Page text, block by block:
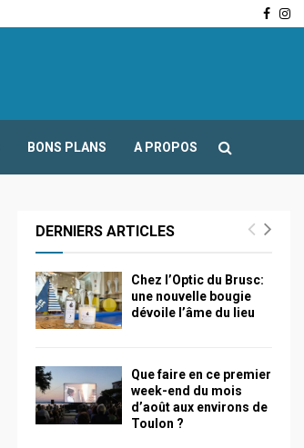
BONS PLANS A PROPOS
DERNIERS ARTICLES
Chez l’Optic du Brusc:
une nouvelle bougie
dévoile l’âme du lieu
Que faire en ce premier
week-end du mois
d’août aux environs de
Toulon ?